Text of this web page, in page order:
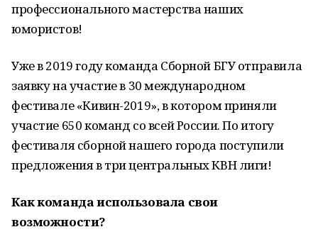
профессионального мастерства наших
юмористов!
Уже в 2019 году команда Сборной БГУ отправила
заявку на участие в 30 международном
фестивале «Кивин-2019», в котором приняли
участие 650 команд со всей России. По итогу
фестиваля сборной нашего города поступили
предложения в три центральных КВН лиги!
Как команда использовала свои
возможности?